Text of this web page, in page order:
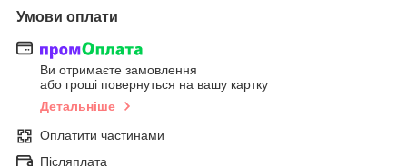
Умови оплати
Ви отримаєте замовлення
або гроші повернуться на вашу картку
Детальніше
Оплатити частинами
Післяплата